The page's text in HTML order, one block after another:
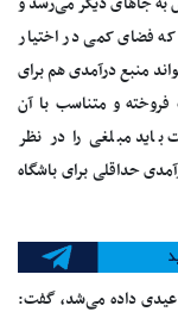
که فضای کمی در اختیار
منبع درآمدی هم برای
قبلی ۷۰-۶۰ هزار بلیت فروخته و متناسب با آن
توجه به فروش ۲۰ هزار بلیت باید مبلغی را در نظر
حداقلی برای باشگاه
عیدی داده می‌شد، گفت: